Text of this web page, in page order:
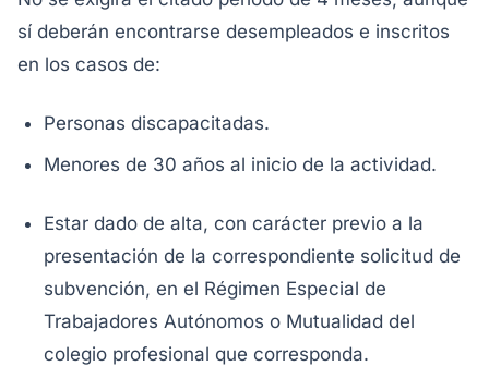
sí deberán encontrarse desempleados e inscritos
en los casos de:
Personas discapacitadas.
Menores de 30 años al inicio de la actividad.
Estar dado de alta, con carácter previo a la
presentación de la correspondiente solicitud de
subvención, en el Régimen Especial de
Trabajadores Autónomos o Mutualidad del
colegio profesional que corresponda.